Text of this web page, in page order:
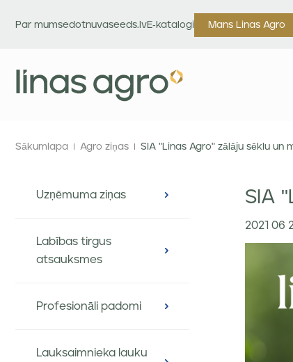
Par mumsedotnuvaseeds.lvE-katalogi Mans Linas Agro
Sākumlapa Agro ziņas SIA "Linas Agro" zālāju sēklu un
Uzņēmuma ziņas
Labības tirgus
atsauksmes
Profesionāli padomi
Lauksaimnieka lauku
SIA
2021 06